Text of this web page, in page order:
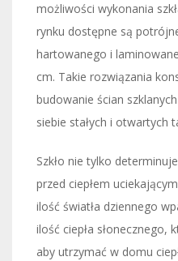
możliwości wykonania
rynku dostępne są
hartowanego i
cm. Takie rozwiązania
budowanie ścian
siebie stałych i otwartych
Szkło nie tylko
przed ciepłem
ilość światła dziennego
ilość ciepła słonecznego,
aby utrzymać w domu